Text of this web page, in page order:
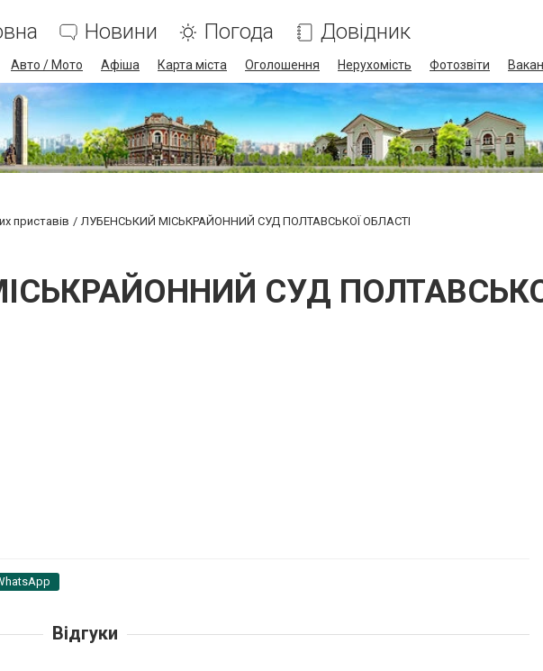
Новини Погода Довідник
Авто / Мото Афіша Карта міста Оголошення Нерухомість Фотозвіти
приставів ЛУБЕНСЬКИЙ МІСЬКРАЙОННИЙ СУД ПОЛТАВСЬКОЇ ОБЛАСТІ
СУД
Відгуки